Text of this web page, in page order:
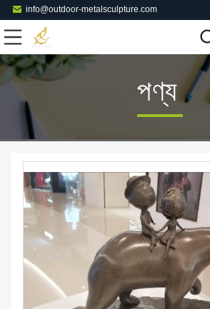
info@outdoor-metalsculpture.com
পণ্য